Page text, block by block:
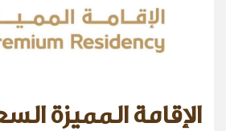
الإقامة المميزة